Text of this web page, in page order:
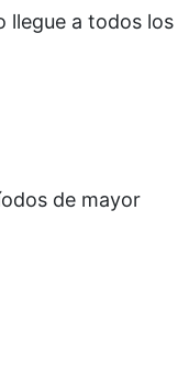
llegue a todos los
de mayor